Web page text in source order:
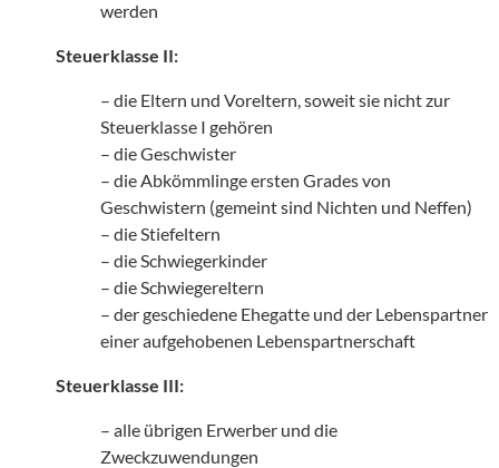
werden
Steuerklasse II:
– die Eltern und Voreltern, soweit sie nicht zur
Steuerklasse I gehören
– die Geschwister
– die Abkömmlinge ersten Grades von
Geschwistern (gemeint sind Nichten und Neffen)
– die Stiefeltern
– die Schwiegerkinder
– die Schwiegereltern
– der geschiedene Ehegatte und der Lebenspartner
einer aufgehobenen Lebenspartnerschaft
Steuerklasse III:
– alle übrigen Erwerber und die
Zweckzuwendungen